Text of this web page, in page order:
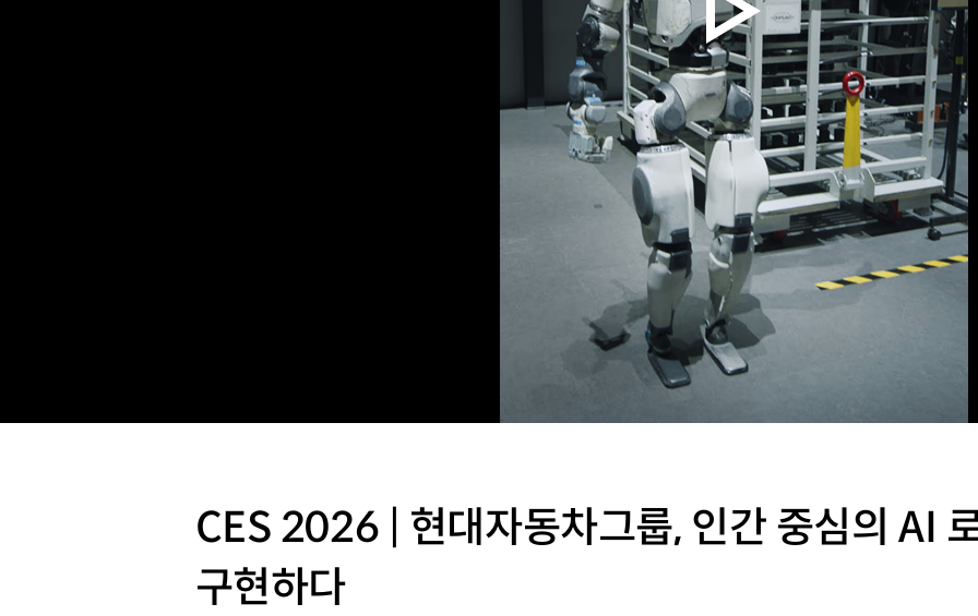
CES 2026 | 현대자동차그룹, 인간 중심의 AI
구현하다